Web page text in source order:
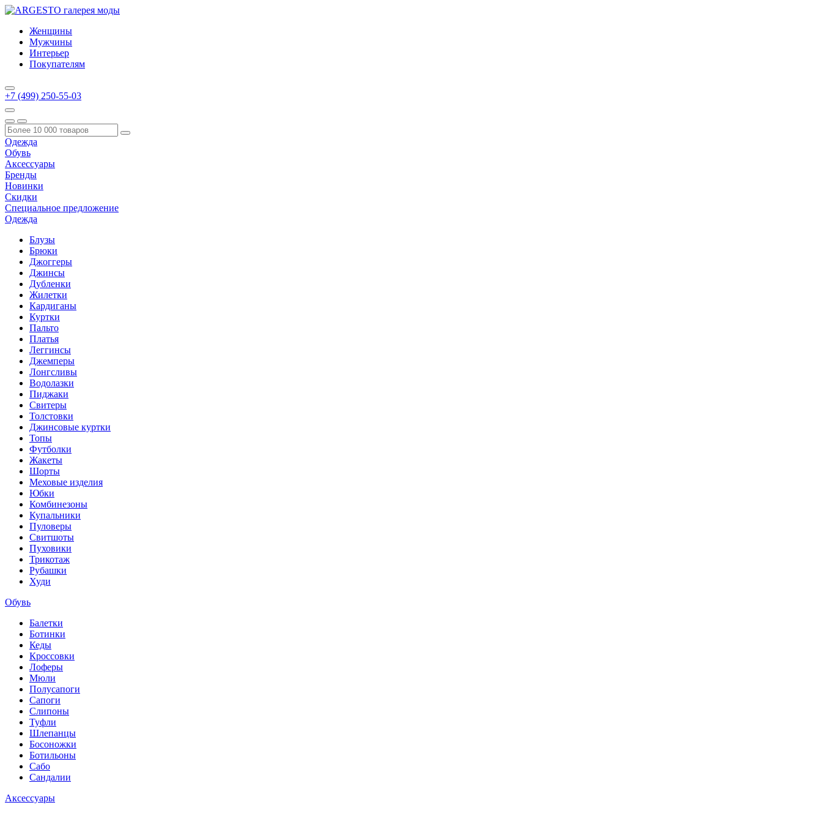
Женщины
Мужчины
Интерьер
Покупателям
+7 (499) 250-55-03
Одежда
Обувь
Аксессуары
Бренды
Новинки
Скидки
Специальное предложение
Одежда
Блузы
Брюки
Джоггеры
Джинсы
Дубленки
Жилетки
Кардиганы
Куртки
Пальто
Платья
Леггинсы
Джемперы
Лонгсливы
Водолазки
Пиджаки
Свитеры
Толстовки
Джинсовые куртки
Топы
Футболки
Жакеты
Шорты
Меховые изделия
Юбки
Комбинезоны
Купальники
Пуловеры
Свитшоты
Пуховики
Трикотаж
Рубашки
Худи
Обувь
Балетки
Ботинки
Кеды
Кроссовки
Лоферы
Мюли
Полусапоги
Сапоги
Слипоны
Туфли
Шлепанцы
Босоножки
Ботильоны
Сабо
Сандалии
Аксессуары